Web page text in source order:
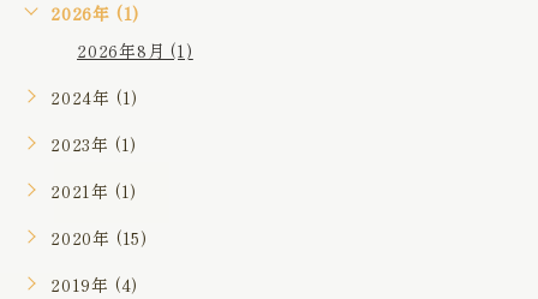
2026年 (1)
2026年8月 (1)
2024年 (1)
2023年 (1)
2021年 (1)
2020年 (15)
2019年 (4)